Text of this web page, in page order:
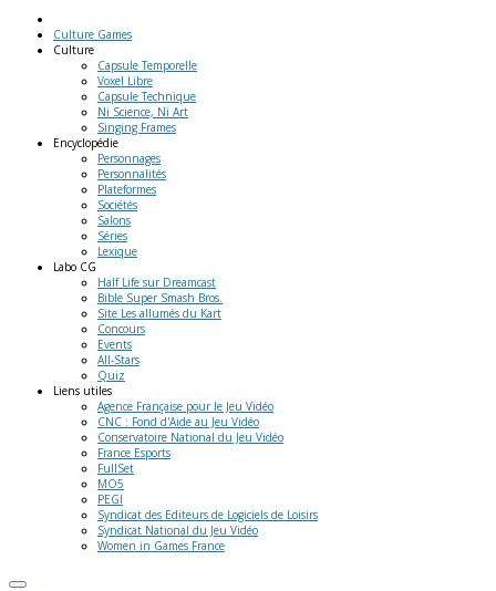
Culture Games
Culture
Capsule Temporelle
Voxel Libre
Capsule Technique
Ni Science, Ni Art
Singing Frames
Encyclopédie
Personnages
Personnalités
Plateformes
Sociétés
Salons
Séries
Lexique
Labo CG
Half Life sur Dreamcast
Bible Super Smash Bros.
Site Les allumés du Kart
Concours
Events
All-Stars
Quiz
Liens utiles
Agence Française pour le Jeu Vidéo
CNC : Fond d'Aide au Jeu Vidéo
Conservatoire National du Jeu Vidéo
France Esports
FullSet
MO5
PEGI
Syndicat des Editeurs de Logiciels de Loisirs
Syndicat National du Jeu Vidéo
Women in Games France